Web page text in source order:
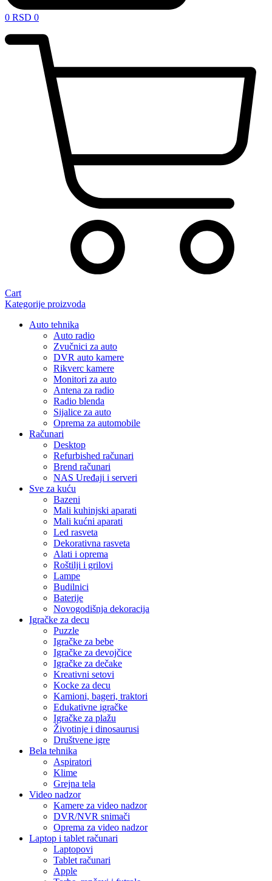
0 RSD 0
Cart
Kategorije proizvoda
Auto tehnika
Auto radio
Zvučnici za auto
DVR auto kamere
Rikverc kamere
Monitori za auto
Antena za radio
Radio blenda
Sijalice za auto
Oprema za automobile
Računari
Desktop
Refurbished računari
Brend računari
NAS Uređaji i serveri
Sve za kuću
Bazeni
Mali kuhinjski aparati
Mali kućni aparati
Led rasveta
Dekorativna rasveta
Alati i oprema
Roštilji i grilovi
Lampe
Budilnici
Baterije
Novogodišnja dekoracija
Igračke za decu
Puzzle
Igračke za bebe
Igračke za devojčice
Igračke za dečake
Kreativni setovi
Kocke za decu
Kamioni, bageri, traktori
Edukativne igračke
Igračke za plažu
Životinje i dinosaurusi
Društvene igre
Bela tehnika
Aspiratori
Klime
Grejna tela
Video nadzor
Kamere za video nadzor
DVR/NVR snimači
Oprema za video nadzor
Laptop i tablet računari
Laptopovi
Tablet računari
Apple